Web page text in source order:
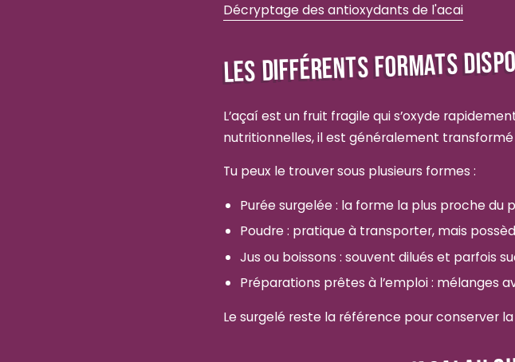
Décryptage des antioxydants de l'acai
LES DIFFÉRENTS FORMATS
L’açaí est un fruit fragile qui s’oxyde
nutritionnelles, il est généralement
Tu peux le trouver sous plusieurs formes :
Purée surgelée : la forme la plus proche du
Poudre : pratique à transporter, mais
Jus ou boissons : souvent dilués et parfois
Préparations prêtes à l’emploi : mélanges
Le surgelé reste la référence pour conserver